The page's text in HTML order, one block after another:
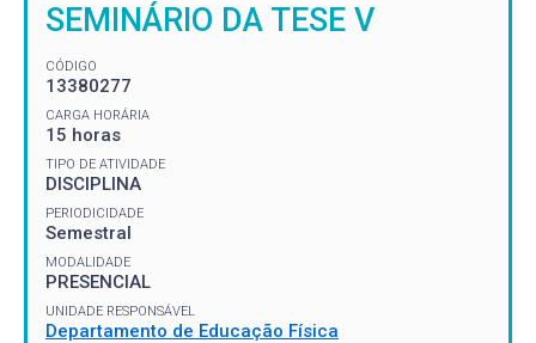
SEMINÁRIO DA TESE V
CÓDIGO
13380277
CARGA HORÁRIA
15 horas
TIPO DE ATIVIDADE
DISCIPLINA
PERIODICIDADE
Semestral
MODALIDADE
PRESENCIAL
UNIDADE RESPONSÁVEL
Departamento de Educação Física